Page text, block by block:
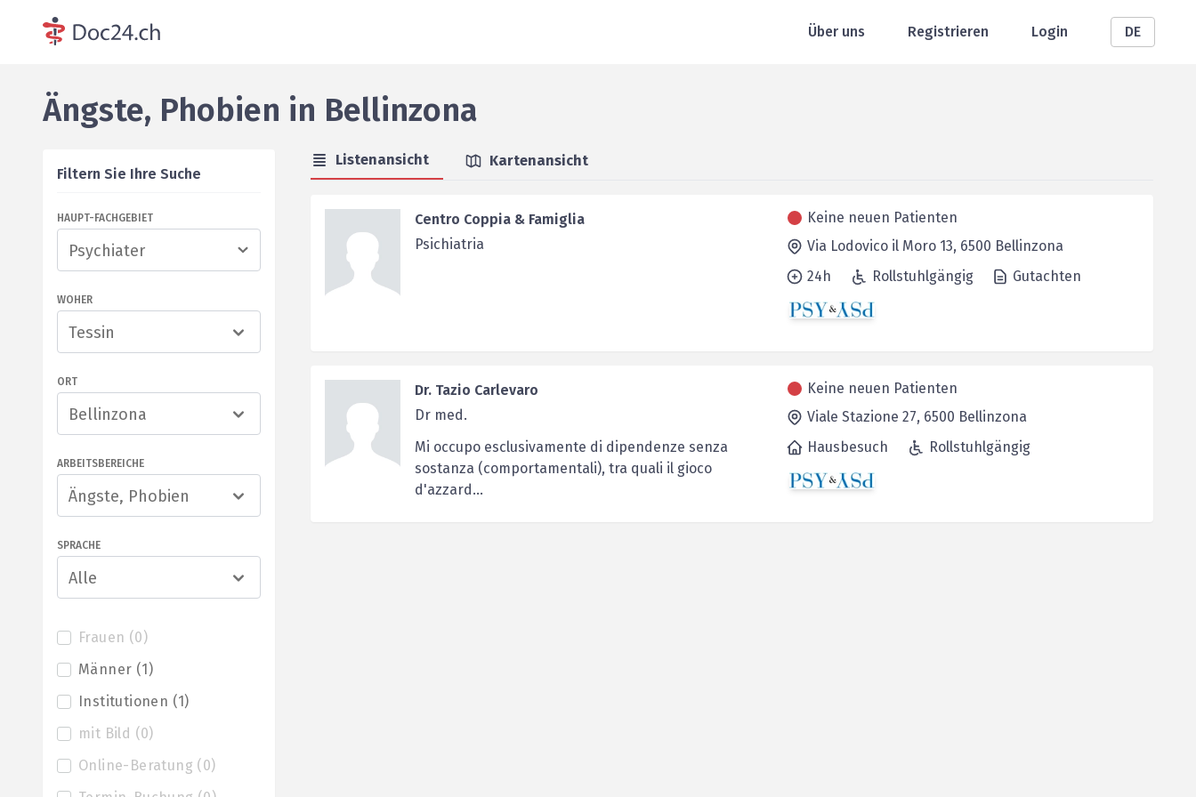
Über uns Registrieren Login DE
Ängste, Phobien in Bellinzona
Filtern Sie Ihre Suche
HAUPT-FACHGEBIET
WOHER
Tessin
ORT
Bellinzona
ARBEITSBEREICHE
Ängste, Phobien
SPRACHE
Alle
Frauen (0)
Männer (1)
Institutionen (1)
mit Bild (0)
Online-Beratung ( 0)
Listenansicht Kartenansicht
Centro Coppia & Famiglia
Psichiatria
Keine neuen Patienten
Via Lodovico il Moro 13, 6500 Bellinzona
24h
Rollstuhlgängig Gutachten
Dr. Tazio Carlevaro
Dr med.
Mi occupo esclusivamente di dipendenze senza
sostanza (comportamentali), tra quali il gioco
d'azzard...
Keine neuen Patienten
Viale Stazione 27, 6500 Bellinzona
Hausbesuch
Rollstuhlgängig